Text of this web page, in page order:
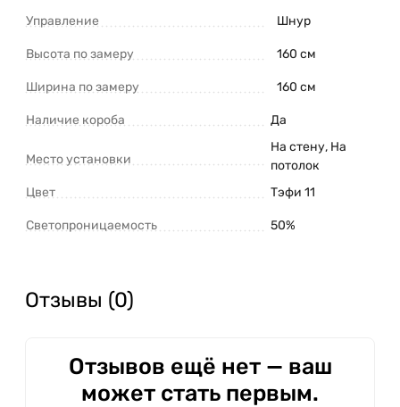
Управление Шнур
Высота по замеру 160 см
Ширина по замеру 160 см
Наличие короба Да
Место установки
На стену, На
потолок
Цвет
Тэфи 11
Светопроницаемость 50%
Отзывы (0)
Отзывов ещё нет — ваш
может стать первым.